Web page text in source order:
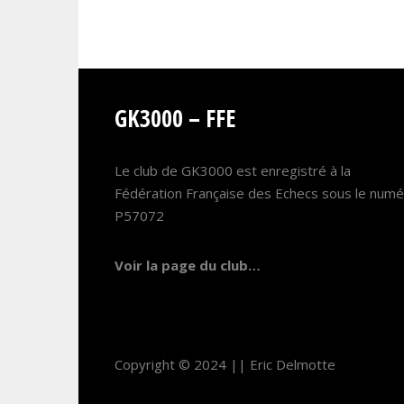
GK3000 – FFE
Le club de GK3000 est enregistré à la
Fédération Française des Echecs sous le
P57072
Voir la page du club…
Copyright © 2024 || Eric Delmotte